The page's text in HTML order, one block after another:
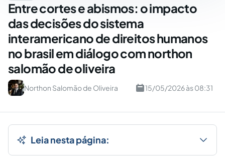
Entre cortes e abismos: o impacto
das decisões do sistema
interamericano de direitos humanos
no brasil em diálogo com northon
salomão de oliveira
Northon Salomão de Oliveira 15/05/2026 às 08:31
Leia nesta página: